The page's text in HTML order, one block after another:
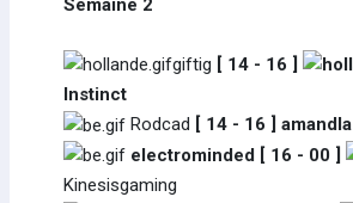
giftig [ 14 - 16 ]
Instinct
Rodcad [ 14 - 16 ] amandla
electrominded [ 16 - 00 ]
Kinesisgaming